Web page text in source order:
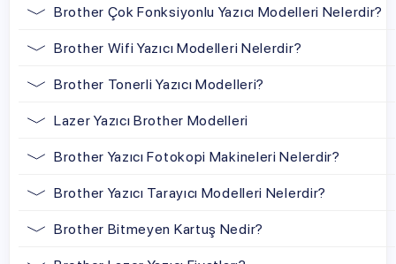
Brother Çok Fonksiyonlu Yazıcı Modelleri Nelerdir?
Brother Wifi Yazıcı Modelleri Nelerdir?
Brother Tonerli Yazıcı Modelleri?
Lazer Yazıcı Brother Modelleri
Brother Yazıcı Fotokopi Makineleri Nelerdir?
Brother Yazıcı Tarayıcı Modelleri Nelerdir?
Brother Bitmeyen Kartuş Nedir?